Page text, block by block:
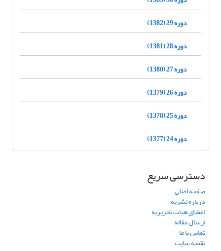
دوره 29 (1382)
دوره 28 (1381)
دوره 27 (1380)
دوره 26 (1379)
دوره 25 (1378)
دوره 24 (1377)
دسترسی سریع
صفحه اصلی
درباره نشریه
اعضای هیات تحریریه
ارسال مقاله
تماس با ما
نقشه سایت